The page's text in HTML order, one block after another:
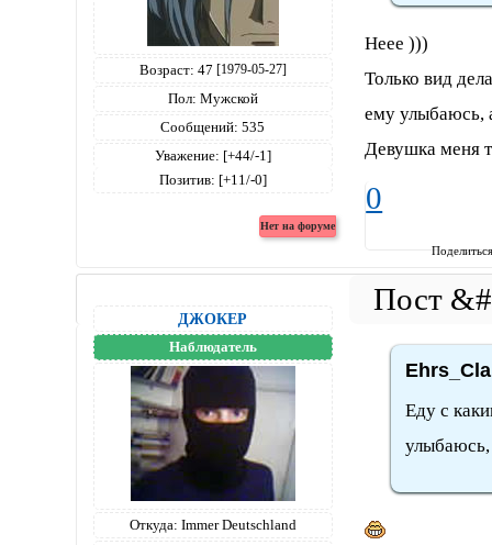
Возраст: 47 [1979-05-27]
Пол: Мужской
Сообщений: 535
Уважение: [+44/-1]
Позитив: [+11/-0]
Неее )))
Только вид
ему улыбаюсь,
Девушка меня
0
ДЖОКЕР
Наблюдатель
Откуда: Immer Deutschland
Еду с